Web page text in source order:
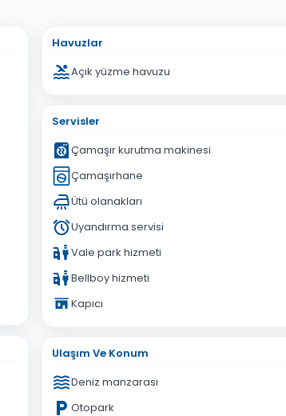
Havuzlar
Açık yüzme havuzu
Servisler
Çamaşır kurutma makinesi
Çamaşırhane
Ütü olanakları
Uyandırma servisi
Vale park hizmeti
Bellboy hizmeti
Kapıcı
Ulaşım Ve Konum
Deniz manzarası
Otopark